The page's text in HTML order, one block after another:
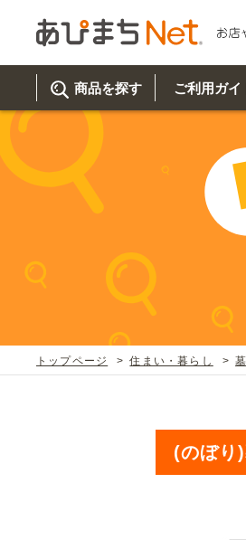
商品を探す
駐車場
ご利用ガイ
トップページ 住まい・暮らし
(のぼり